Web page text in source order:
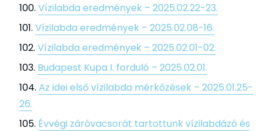
Vízilabda eredmények – 2025.02.22-23.
Vízilabda eredmények – 2025.02.08-16.
Vízilabda eredmények – 2025.02.01-02.
Budapest Kupa I. forduló – 2025.02.01.
Az idei első vízilabda mérkőzések – 2025.01.25-
26.
Évvégi záróvacsorát tartottunk vízilabdázó és